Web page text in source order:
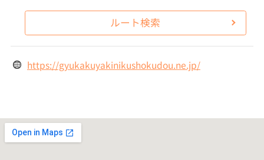
ルート検索
https://gyukakuyakinikushokudou.ne.jp/